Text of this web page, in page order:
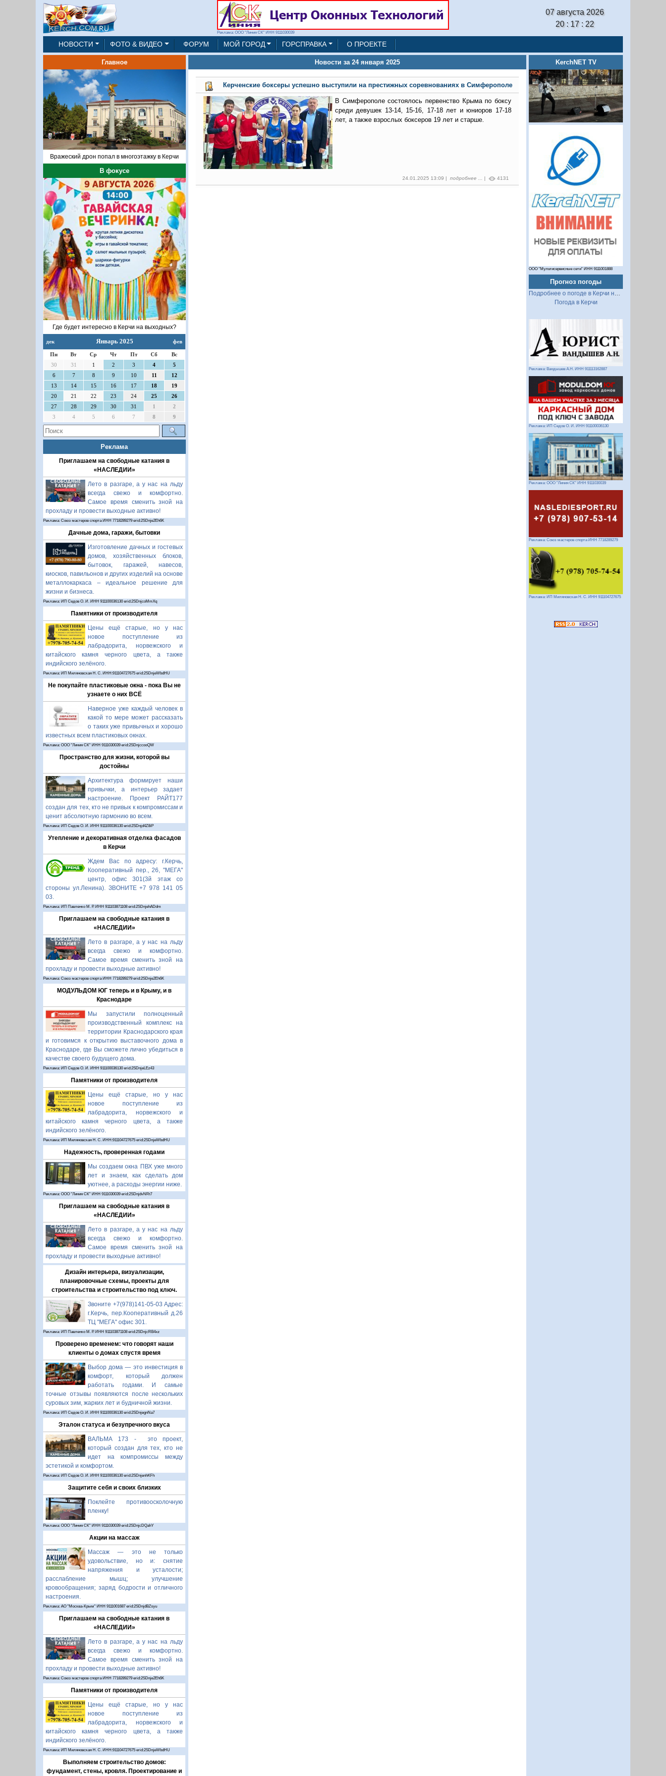
Реклама: ООО "Линия СК" ИНН 9111030039
07 августа 2026
20 : 17 : 23
НОВОСТИ ФОТО & ВИДЕО ФОРУМ МОЙ ГОРОД ГОРСПРАВКА О ПРОЕКТЕ
Главное
Вражеский дрон попал в многоэтажку в Керчи
В фокусе
Где будет интересно в Керчи на выходных?
дек Январь 2025 фев
Пн Вт Ср Чт Пт Сб
Вс
30
31 1 2 3 4
5
6
7 8 9 10 11
12
13
14 15 16 17 18
19
20
21 22 23 24 25
26
27
28 29 30 31 1
2
3
4 5 6 7 8 9
Реклама
Приглашаем на свободные катания в
«НАСЛЕДИИ»
Лето в разгаре, а у нас на льду
всегда свежо и комфортно.
Самое время сменить зной на
прохладу и провести выходные активно!
Реклама: Союз мастеров спорта ИНН 7718289279 erid:2SDnje2Eh6K
Дачные дома, гаражи, бытовки
Изготовление дачных и гостевых
домов, хозяйственных блоков,
бытовок, гаражей, навесов,
киосков, павильонов и других изделий на основе
металлокаркаса – идеальное решение для
жизни и бизнеса.
Реклама: ИП Седов О. И. ИНН 911100036130 erid:2SDnjcoMmXq
Памятники от производителя
Цены ещё старые, но у нас
новое поступление из
лабрадорита, норвежского и
китайского камня черного цвета, а также
индийского зелёного.
Реклама: ИП Миляновская Н. С. ИНН:911104727675 erid:2SDnjeWbdHU
Не покупайте пластиковые окна - пока Вы не
узнаете о них ВСЁ
Наверное уже каждый человек в
какой то мере может рассказать
о таких уже привычных и хорошо
известных всем пластиковых окнах.
Реклама: ООО "Линия СК" ИНН 9111030039 erid:2SDnjccooQW
Пространство для жизни, которой вы
достойны
Архитектура формирует наши
привычки, а интерьер задает
настроение. Проект РАЙТ177
создан для тех, кто не привык к компромиссам и
ценит абсолютную гармонию во всем.
Реклама: ИП Седов О. И. ИНН 911100036130 erid:2SDnjd4Z8iP
Утепление и декоративная отделка фасадов
в Керчи
Ждем Вас по адресу: г.Керчь,
Кооперативный пер., 26, "МЕГА"
центр, офис 301(3й этаж со
стороны ул.Ленина). ЗВОНИТЕ +7 978 141 05
03.
Реклама: ИП Павленко М. Р. ИНН 911103871108 erid:2SDnjehADdm
Приглашаем на свободные катания в
«НАСЛЕДИИ»
Лето в разгаре, а у нас на льду
всегда свежо и комфортно.
Самое время сменить зной на
прохладу и провести выходные активно!
Реклама: Союз мастеров спорта ИНН 7718289279 erid:2SDnje2Eh6K
МОДУЛЬДОМ ЮГ теперь и в Крыму, и в
Краснодаре
Мы запустили полноценный
производственный комплекс на
территории Краснодарского края
и готовимся к открытию выставочного дома в
Краснодаре, где Вы сможете лично убедиться в
качестве своего будущего дома.
Реклама: ИП Седов О. И. ИНН 911100036130 erid:2SDnjeLEz43
Памятники от производителя
Цены ещё старые, но у нас
новое поступление из
лабрадорита, норвежского и
китайского камня черного цвета, а также
индийского зелёного.
Реклама: ИП Миляновская Н. С. ИНН:911104727675 erid:2SDnjeWbdHU
Надежность, проверенная годами
Мы создаем окна ПВХ уже много
лет и знаем, как сделать дом
уютнее, а расходы энергии ниже.
Реклама: ООО "Линия СК" ИНН 9111030039 erid:2SDnjdvNRt7
Приглашаем на свободные катания в
«НАСЛЕДИИ»
Лето в разгаре, а у нас на льду
всегда свежо и комфортно.
Самое время сменить зной на
прохладу и провести выходные активно!
Дизайн интерьера, визуализации,
планировочные схемы, проекты для
строительства и строительство под ключ.
Звоните +7(978)141-05-03 Адрес:
г.Керчь, пер.Кооперативный д.26
ТЦ "МЕГА" офис 301.
Реклама: ИП Павленко М. Р. ИНН 911103871108 erid:2SDnjcRB4xz
Проверено временем: что говорят наши
клиенты о домах спустя время
Выбор дома — это инвестиция в
комфорт, который должен
работать годами. И самые
точные отзывы появляются после нескольких
суровых зим, жарких лет и будничной жизни.
Реклама: ИП Седов О. И. ИНН 911100036130 erid:2SDnjegnNa7
Эталон статуса и безупречного вкуса
ВАЛЬМА 173 - это проект,
который создан для тех, кто не
идет на компромиссы между
эстетикой и комфортом.
Реклама: ИП Седов О. И. ИНН 911100036130 erid:2SDnjenhKFh
Защитите себя и своих близких
Поклейте противоосколочную
пленку!
Реклама: ООО "Линия СК" ИНН 9111030039 erid:2SDnjcDQahY
Акции на массаж
Массаж — это не только
удовольствие, но и: снятие
напряжения и усталости;
расслабление мышц; улучшение
кровообращения; заряд бодрости и отличного
настроения.
Реклама: АО "Москва-Крым" ИНН 9111001687 erid:2SDnjdBZsyu
Приглашаем на свободные катания в
«НАСЛЕДИИ»
Лето в разгаре, а у нас на льду
всегда свежо и комфортно.
Самое время сменить зной на
прохладу и провести выходные активно!
Реклама: Союз мастеров спорта ИНН 7718289279 erid:2SDnje2Eh6K
Памятники от производителя
Цены ещё старые, но у нас
новое поступление из
лабрадорита, норвежского и
китайского камня черного цвета, а также
индийского зелёного.
Реклама: ИП Миляновская Н. С. ИНН:911104727675 erid:2SDnjeWbdHU
Выполняем строительство домов:
фундамент, стены, кровля. Проектирование и
Новости за 24 января 2025
Керченские боксеры успешно выступили на престижных соревнованиях в Симферополе
В Симферополе состоялось первенство Крыма по боксу
среди девушек 13-14, 15-16, 17-18 лет и юниоров 17-18
лет, а также взрослых боксеров 19 лет и старше.
24.01.2025 13:09 | подробнее ... | 4131
KerchNET TV
ООО "Мультисервисные сети" ИНН 9111001888
Прогноз погоды
Подробнее о погоде в Керчи на 2 недели
Погода в Керчи
Реклама: Вандышев А.Н. ИНН 911113162887
Реклама: ИП Седов О. И. ИНН 911100036130
Реклама: ООО "Линия СК" ИНН 9111030039
Реклама: Союз мастеров спорта ИНН 7718289279
Реклама: ИП Миляновская Н. С. ИНН 911104727675